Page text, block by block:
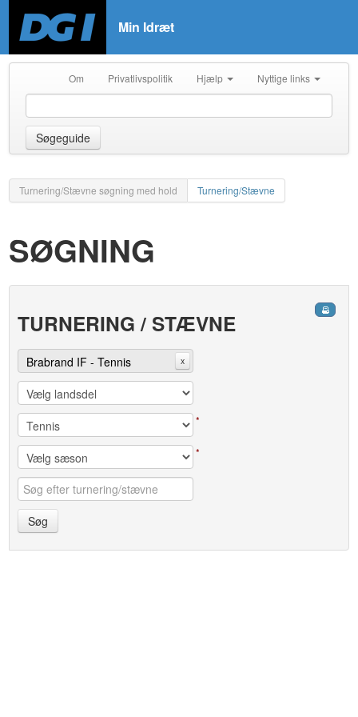
Min Idræt
Om Privatlivspolitik Hjælp Nyttige links
Søgeguide
Turnering/Stævne søgning med hold Turnering/Stævne
SØGNING
TURNERING / STÆVNE
Brabrand IF - Tennis x
*
*